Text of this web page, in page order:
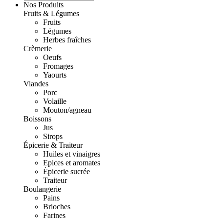
Nos Produits
Fruits & Légumes
Fruits
Légumes
Herbes fraîches
Crèmerie
Oeufs
Fromages
Yaourts
Viandes
Porc
Volaille
Mouton/agneau
Boissons
Jus
Sirops
Épicerie & Traiteur
Huiles et vinaigres
Epices et aromates
Épicerie sucrée
Traiteur
Boulangerie
Pains
Brioches
Farines